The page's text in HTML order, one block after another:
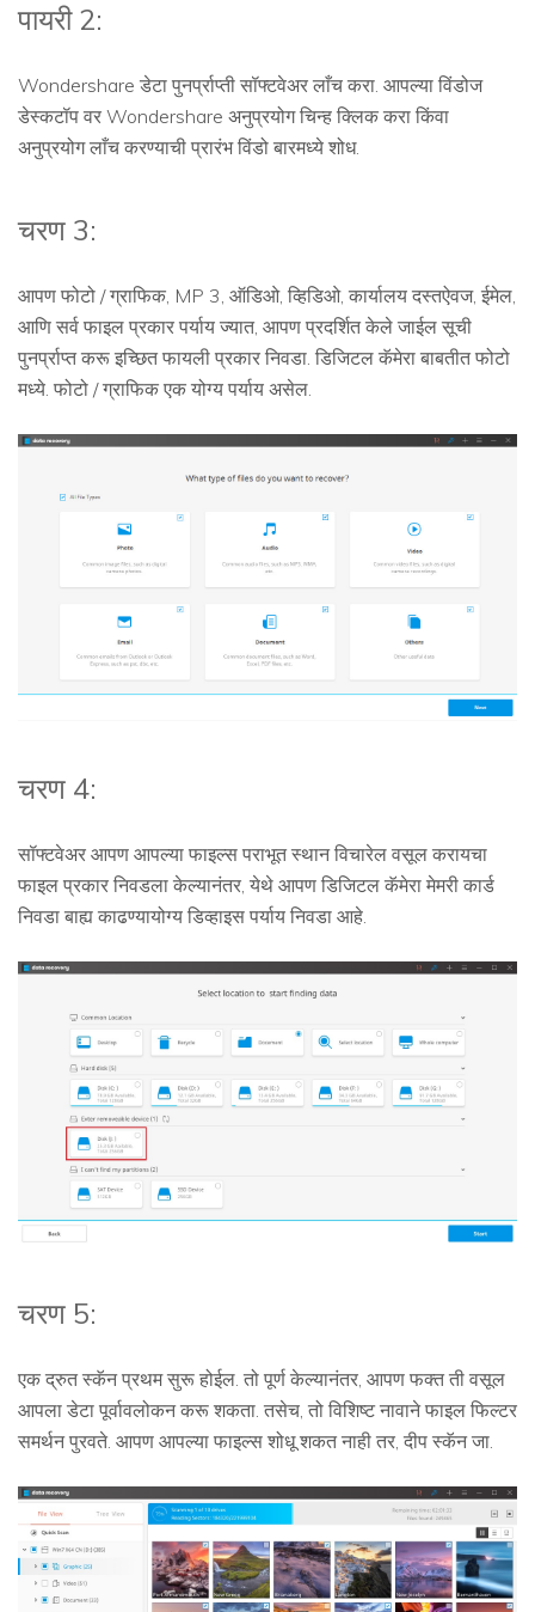
पायरी 2:
Wondershare डेटा पुनर्प्राप्ती सॉफ्टवेअर लाँच करा. आपल्या विंडोज
डेस्कटॉप वर Wondershare अनुप्रयोग चिन्ह क्लिक करा किंवा
अनुप्रयोग लाँच करण्याची प्रारंभ विंडो बारमध्ये शोध.
चरण 3:
आपण फोटो / ग्राफिक, MP 3, ऑडिओ, व्हिडिओ, कार्यालय दस्तऐवज, ईमेल,
आणि सर्व फाइल प्रकार पर्याय ज्यात, आपण प्रदर्शित केले जाईल सूची
पुनर्प्राप्त करू इच्छित फायली प्रकार निवडा. डिजिटल कॅमेरा बाबतीत फोटो
मध्ये. फोटो / ग्राफिक एक योग्य पर्याय असेल.
चरण 4:
सॉफ्टवेअर आपण आपल्या फाइल्स पराभूत स्थान विचारेल वसूल करायचा
फाइल प्रकार निवडला केल्यानंतर, येथे आपण डिजिटल कॅमेरा मेमरी कार्ड
निवडा बाह्य काढण्यायोग्य डिव्हाइस पर्याय निवडा आहे.
चरण 5:
एक द्रुत स्कॅन प्रथम सुरू होईल. तो पूर्ण केल्यानंतर, आपण फक्त ती वसूल
आपला डेटा पूर्वावलोकन करू शकता. तसेच, तो विशिष्ट नावाने फाइल फिल्टर
समर्थन पुरवते. आपण आपल्या फाइल्स शोधू शकत नाही तर, दीप स्कॅन जा.